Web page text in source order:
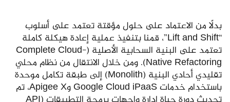
بدلًا من الاعتماد على حلول مؤقتة تعتمد على أسلوب
“Lift and Shift”، قمنا بتنفيذ عملية إعادة هيكلة كاملة
تعتمد على البنية السحابية الأصلية (Complete Cloud-
Native Refactoring). ومن خلال الانتقال من نظام محلي
تقليدي أحادي البنية (Monolith) إلى طبقة تكامل موحدة
باستخدام خدمات Google Cloud iPaaS وApigee X، تم